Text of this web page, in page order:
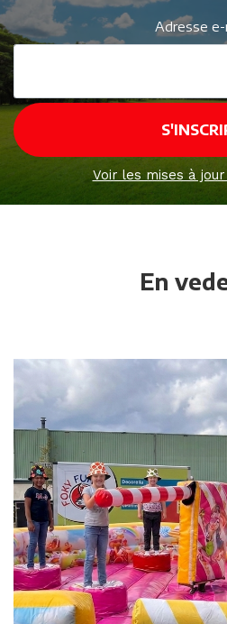
Adresse e-
Voir les mises à
En